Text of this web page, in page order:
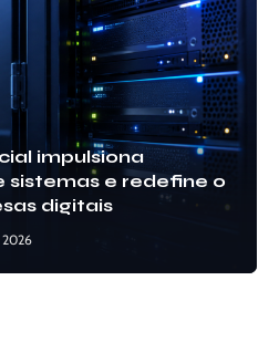
impulsiona
sistemas e redefine o
digitais